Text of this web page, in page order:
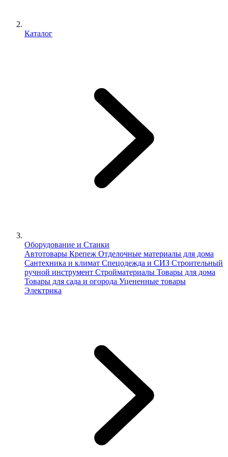
Каталог
Оборудование и Станки
Автотовары Крепеж Отделочные материалы для дома
Сантехника и климат Спецодежда и СИЗ Строительный
ручной инструмент Стройматериалы Товары для дома
Товары для сада и огорода Уцененные товары
Электрика